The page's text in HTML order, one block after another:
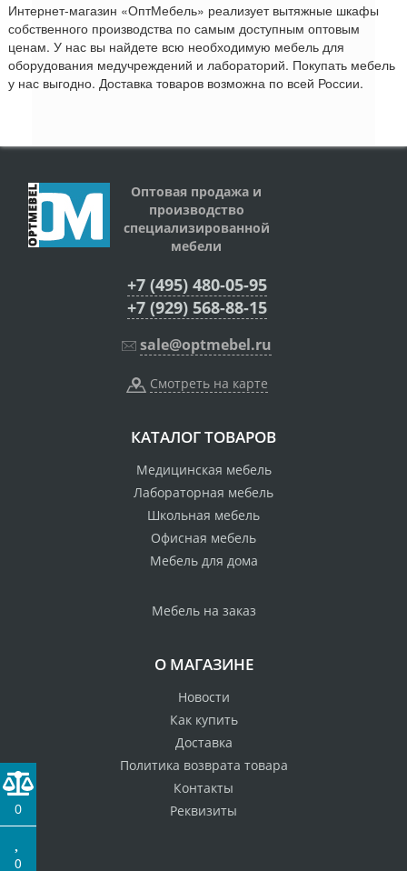
Интернет-магазин «ОптМебель» реализует вытяжные шкафы
собственного производства по самым доступным оптовым
ценам. У нас вы найдете всю необходимую мебель для
оборудования медучреждений и лабораторий. Покупать мебель
у нас выгодно. Доставка товаров возможна по всей России.
Оптовая продажа и
производство
специализированной
мебели
+7 (495) 480-05-95
+7 (929) 568-88-15
sale@optmebel.ru
Смотреть на карте
КАТАЛОГ ТОВАРОВ
Медицинская мебель
Лабораторная мебель
Школьная мебель
Офисная мебель
Мебель для дома
Мебель на заказ
О МАГАЗИНЕ
Новости
Как купить
Доставка
Политика возврата товара
Контакты
Реквизиты
0
0